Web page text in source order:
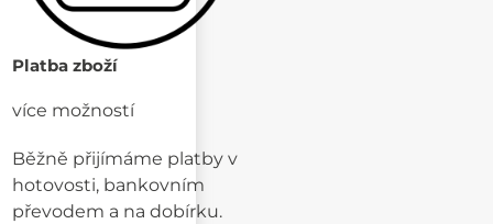
Platba zboží
více možností
Běžně přijímáme platby v
hotovosti, bankovním
převodem a na dobírku.